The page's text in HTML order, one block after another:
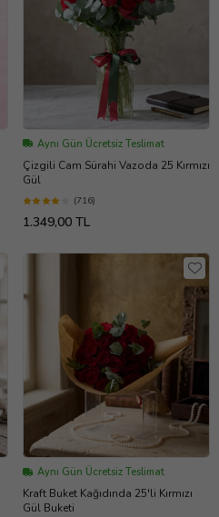
Aynı Gün Ücretsiz Teslimat
Çizgili Cam Sürahi Vazoda 25 Kırmızı
Gül
(716)
1.349,00 TL
Aynı Gün Ücretsiz Teslimat
Kraft Buket Kağıdında 25'li Kırmızı
Gül Buketi